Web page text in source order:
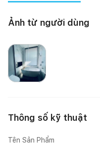
Ảnh từ người dùng
Mai Mốc
Thông số kỹ thuật
Tên Sản Phẩm